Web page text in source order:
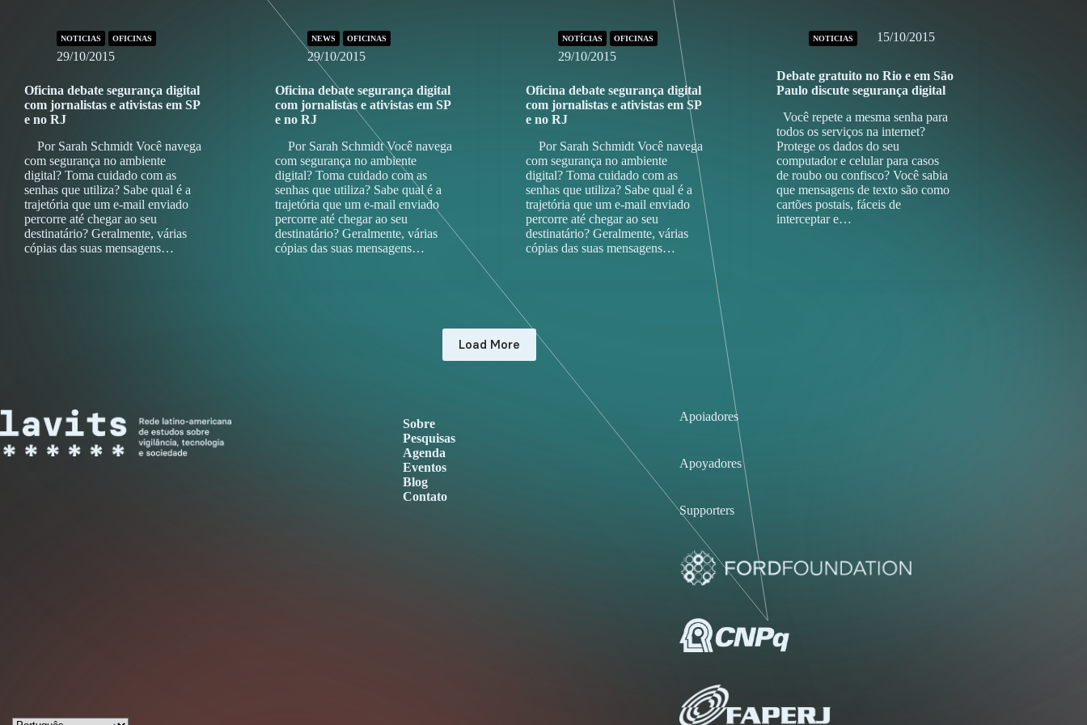
NOTICIAS OFICINAS
29/10/2015
Oficina debate segurança digital
com jornalistas e ativistas em SP
e no RJ
Por Sarah Schmidt Você navega
com segurança no ambiente
digital? Toma cuidado com as
senhas que utiliza? Sabe qual é a
trajetória que um e-mail enviado
percorre até chegar ao seu
destinatário? Geralmente, várias
cópias das suas mensagens…
NEWS OFICINAS
29/10/2015
Oficina debate segurança digital
com jornalistas e ativistas em SP
e no RJ
Por Sarah Schmidt Você navega
com segurança no ambiente
digital? Toma cuidado com as
senhas que utiliza? Sabe qual é a
trajetória que um e-mail enviado
percorre até chegar ao seu
destinatário? Geralmente, várias
cópias das suas mensagens…
NOTÍCIAS OFICINAS
29/10/2015
Oficina debate segurança digital
com jornalistas e ativistas em SP
e no RJ
Por Sarah Schmidt Você navega
com segurança no ambiente
digital? Toma cuidado com as
senhas que utiliza? Sabe qual é a
trajetória que um e-mail enviado
percorre até chegar ao seu
destinatário? Geralmente, várias
cópias das suas mensagens…
NOTICIAS 15/10/2015
Debate gratuito no Rio e em São
Paulo discute segurança digital
Você repete a mesma senha para
todos os serviços na internet?
Protege os dados do seu
computador e celular para casos
de roubo ou confisco? Você sabia
que mensagens de texto são como
cartões postais, fáceis de
interceptar e…
Load More
Sobre
Pesquisas
Agenda
Eventos
Blog
Contato
Apoiadores
Apoyadores
Supporters